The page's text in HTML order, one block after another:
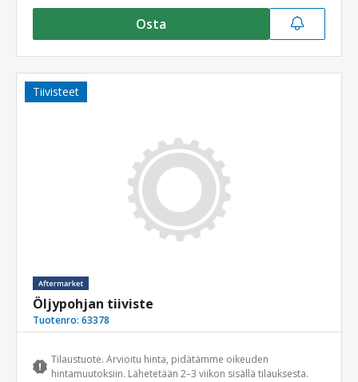
Osta
Tiivisteet
Öljypohjan tiiviste
Tuotenro: 63378
Tilaustuote. Arvioitu hinta, pidätämme oikeuden
hintamuutoksiin. Lähetetään 2–3 viikon sisällä tilauksesta.